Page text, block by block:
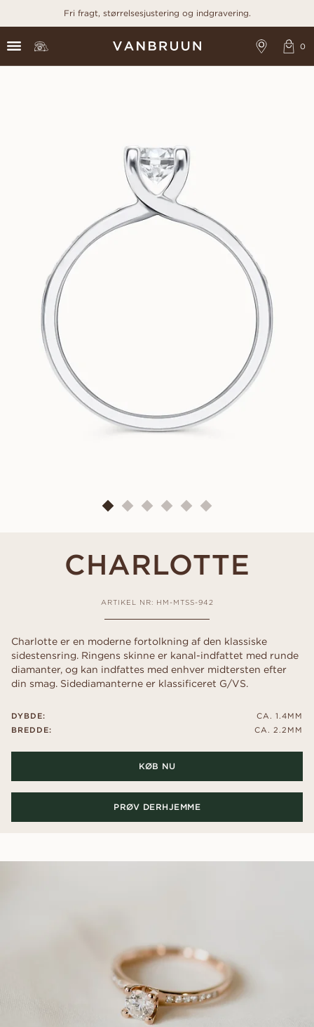
Fri fragt, størrelsesjustering og indgravering.
CHARLOTTE
ARTIKEL NR: HM-MTSS-942
Charlotte er en moderne fortolkning af den klassiske
sidestensring. Ringens skinne er kanal-indfattet med runde
diamanter, og kan indfattes med enhver midtersten efter
din smag. Sidediamanterne er klassificeret G/VS.
DYBDE:
BREDDE:
CA. 1.4MM
CA. 2.2MM
KØB NU
PRØV DERHJEMME